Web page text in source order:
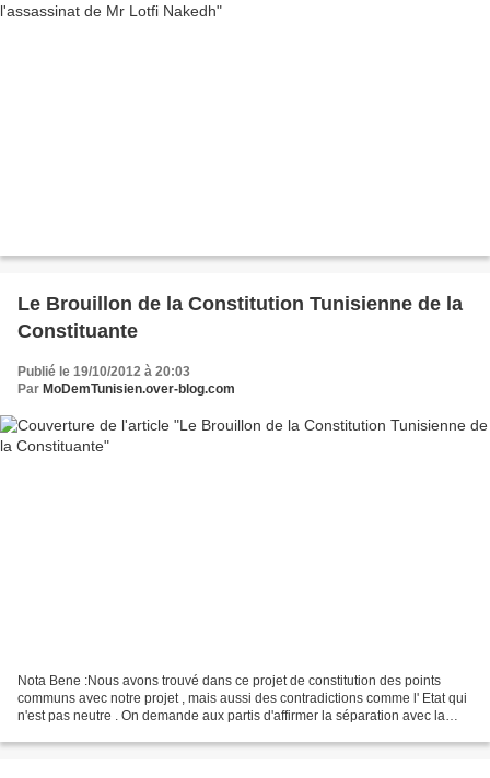
Le Brouillon de la Constitution Tunisienne de la
Constituante
Publié le 19/10/2012 à 20:03
Par MoDemTunisien.over-blog.com
Nota Bene :Nous avons trouvé dans ce projet de constitution des points
communs avec notre projet , mais aussi des contradictions comme l' Etat qui
n'est pas neutre . On demande aux partis d'affirmer la séparation avec la